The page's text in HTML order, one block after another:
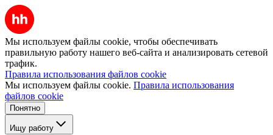
Мы используем файлы cookie, чтобы обеспечивать
правильную работу нашего веб-сайта и анализировать сетевой
трафик.
Правила использования файлов cookie
Мы используем файлы cookie. Правила использования
файлов cookie
Понятно
Ищу работу